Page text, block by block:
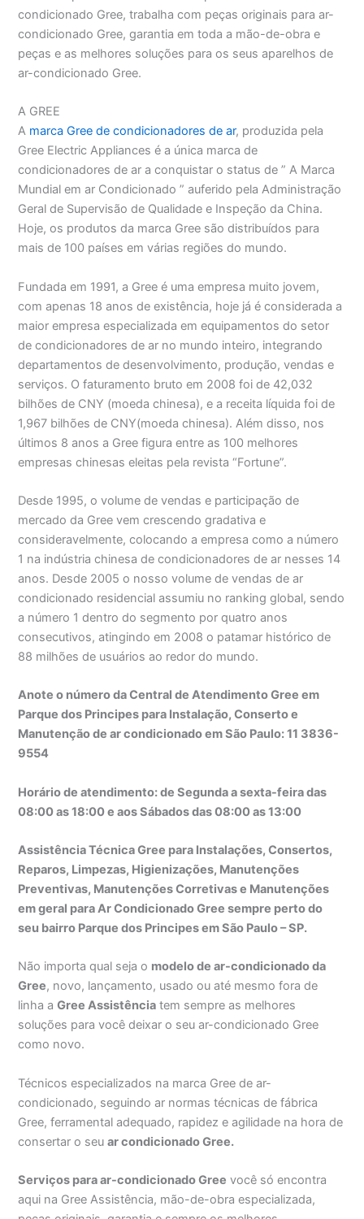
condicionado Gree, trabalha com peças originais para ar-
condicionado Gree, garantia em toda a mão-de-obra e
peças e as melhores soluções para os seus aparelhos de
ar-condicionado Gree.
A GREE
A marca Gree de condicionadores de ar, produzida pela
Gree Electric Appliances é a única marca de
condicionadores de ar a conquistar o status de ” A Marca
Mundial em ar Condicionado ” auferido pela Administração
Geral de Supervisão de Qualidade e Inspeção da China.
Hoje, os produtos da marca Gree são distribuídos para
mais de 100 países em várias regiões do mundo.
Fundada em 1991, a Gree é uma empresa muito jovem,
com apenas 18 anos de existência, hoje já é considerada a
maior empresa especializada em equipamentos do setor
de condicionadores de ar no mundo inteiro, integrando
departamentos de desenvolvimento, produção, vendas e
serviços. O faturamento bruto em 2008 foi de 42,032
bilhões de CNY (moeda chinesa), e a receita líquida foi de
1,967 bilhões de CNY(moeda chinesa). Além disso, nos
últimos 8 anos a Gree figura entre as 100 melhores
empresas chinesas eleitas pela revista “Fortune”.
Desde 1995, o volume de vendas e participação de
mercado da Gree vem crescendo gradativa e
consideravelmente, colocando a empresa como a número
1 na indústria chinesa de condicionadores de ar nesses 14
anos. Desde 2005 o nosso volume de vendas de ar
condicionado residencial assumiu no ranking global, sendo
a número 1 dentro do segmento por quatro anos
consecutivos, atingindo em 2008 o patamar histórico de
88 milhões de usuários ao redor do mundo.
Anote o número da Central de Atendimento Gree em
Parque dos Principes para Instalação, Conserto e
Manutenção de ar condicionado em São Paulo: 11 3836-
9554
Horário de atendimento: de Segunda a sexta-feira das
08:00 as 18:00 e aos Sábados das 08:00 as 13:00
Assistência Técnica Gree para Instalações, Consertos,
Reparos, Limpezas, Higienizações, Manutenções
Preventivas, Manutenções Corretivas e Manutenções
em geral para Ar Condicionado Gree sempre perto do
seu bairro Parque dos Principes em São Paulo – SP.
Não importa qual seja o modelo de ar-condicionado da
Gree, novo, lançamento, usado ou até mesmo fora de
linha aGree Assistência tem sempre as melhores
soluções para você deixar o seu ar-condicionado Gree
como novo.
Técnicos especializados na marca Gree de ar-
condicionado, seguindo ar normas técnicas de fábrica
Gree, ferramental adequado, rapidez e agilidade na hora de
consertar o seuar condicionado Gree.
Serviços para ar-condicionado Gree você só encontra
aqui na Gree Assistência, mão-de-obra especializada,